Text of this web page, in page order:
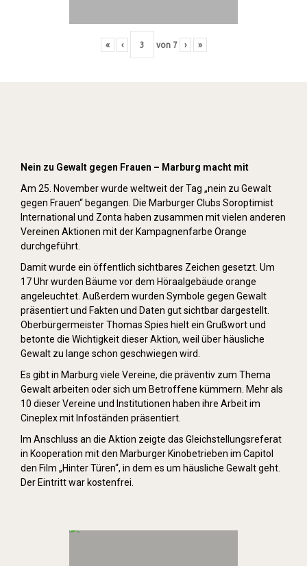
« ‹ von 7 › »
Nein zu Gewalt gegen Frauen – Marburg macht mit
Am 25. November wurde weltweit der Tag „nein zu Gewalt
gegen Frauen“ begangen. Die Marburger Clubs Soroptimist
International und Zonta haben zusammen mit vielen anderen
Vereinen Aktionen mit der Kampagnenfarbe Orange
durchgeführt.
Damit wurde ein öffentlich sichtbares Zeichen gesetzt. Um
17 Uhr wurden Bäume vor dem Höraalgebäude orange
angeleuchtet. Außerdem wurden Symbole gegen Gewalt
präsentiert und Fakten und Daten gut sichtbar dargestellt.
Oberbürgermeister Thomas Spies hielt ein Grußwort und
betonte die Wichtigkeit dieser Aktion, weil über häusliche
Gewalt zu lange schon geschwiegen wird.
Es gibt in Marburg viele Vereine, die präventiv zum Thema
Gewalt arbeiten oder sich um Betroffene kümmern. Mehr als
10 dieser Vereine und Institutionen haben ihre Arbeit im
Cineplex mit Infoständen präsentiert.
Im Anschluss an die Aktion zeigte das Gleichstellungsreferat
in Kooperation mit den Marburger Kinobetrieben im Capitol
den Film „Hinter Türen“, in dem es um häusliche Gewalt geht.
Der Eintritt war kostenfrei.